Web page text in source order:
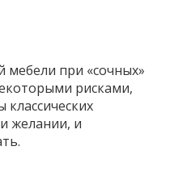
мебели при «сочных»
рисками,
классических
желании, и